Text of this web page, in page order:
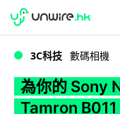
WWDC 2026
3C科技 數碼相機
為你的 Sony
Tamron B011